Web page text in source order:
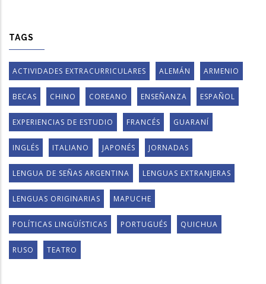
TAGS
ACTIVIDADES EXTRACURRICULARES ALEMÁN ARMENIO
BECAS CHINO COREANO ENSEÑANZA ESPAÑOL
EXPERIENCIAS DE ESTUDIO FRANCÉS GUARANÍ
INGLÉS ITALIANO JAPONÉS JORNADAS
LENGUA DE SEÑAS ARGENTINA LENGUAS EXTRANJERAS
LENGUAS ORIGINARIAS MAPUCHE
POLÍTICAS LINGÜÍSTICAS PORTUGUÉS QUICHUA
RUSO TEATRO